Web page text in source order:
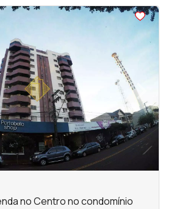
›
Next
no Centro no condomínio